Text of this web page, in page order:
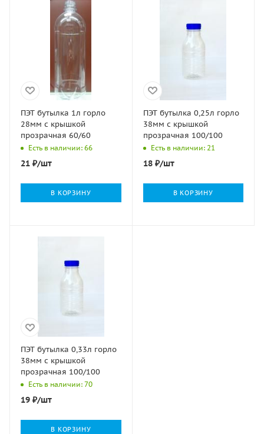
ПЭТ бутылка 1л горло
28мм с крышкой
прозрачная 60/60
Есть в наличии: 66
21 ₽/шт
В КОРЗИНУ
ПЭТ бутылка 0,25л горло
38мм с крышкой
прозрачная 100/100
Есть в наличии: 21
18₽/шт
В КОРЗИНУ
ПЭТ бутылка 0,33л горло
38мм с крышкой
прозрачная 100/100
Есть в наличии: 70
19 ₽/шт
В КОРЗИНУ